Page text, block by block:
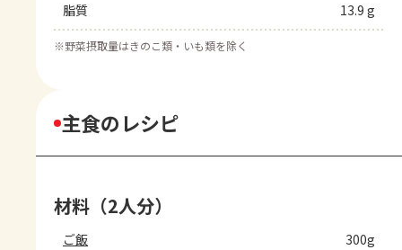
脂質 13.9 g
※野菜摂取量はきのこ類・いも類を除く
主食のレシピ
材料（2人分）
ご飯 300g